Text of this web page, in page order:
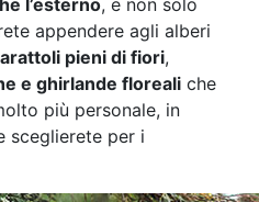
appendere agli alberi
pieni di fiori,
e ghirlande floreali che
più personale, in
sceglierete per i